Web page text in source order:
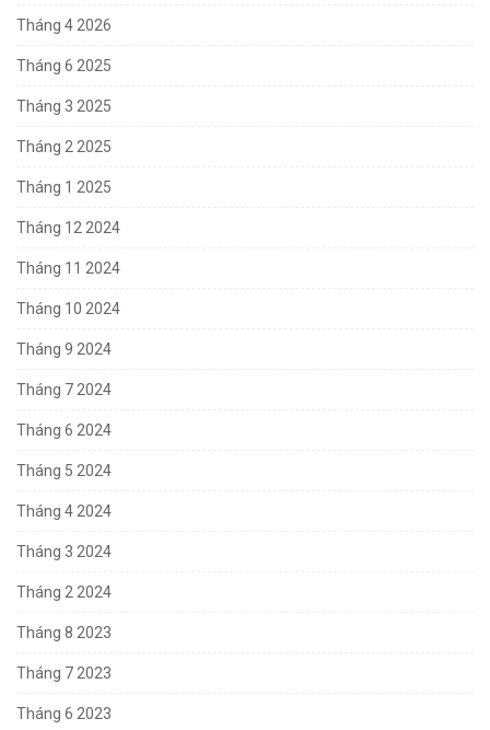
Tháng 4 2026
Tháng 6 2025
Tháng 3 2025
Tháng 2 2025
Tháng 1 2025
Tháng 12 2024
Tháng 11 2024
Tháng 10 2024
Tháng 9 2024
Tháng 7 2024
Tháng 6 2024
Tháng 5 2024
Tháng 4 2024
Tháng 3 2024
Tháng 2 2024
Tháng 8 2023
Tháng 7 2023
Tháng 6 2023